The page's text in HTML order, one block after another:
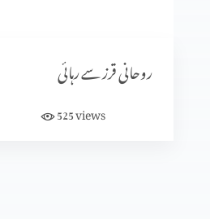
یسوع زندگی کی روٹی ہے
روحانی قرز سے رہائی
525views